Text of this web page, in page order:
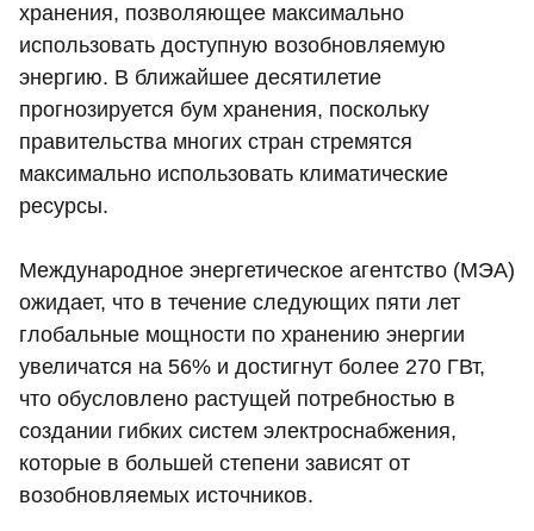
хранения, позволяющее максимально
использовать доступную возобновляемую
энергию. В ближайшее десятилетие
прогнозируется бум хранения, поскольку
правительства многих стран стремятся
максимально использовать климатические
ресурсы.
Международное энергетическое агентство (МЭА)
ожидает, что в течение следующих пяти лет
глобальные мощности по хранению энергии
увеличатся на 56% и достигнут более 270 ГВт,
что обусловлено растущей потребностью в
создании гибких систем электроснабжения,
которые в большей степени зависят от
возобновляемых источников.